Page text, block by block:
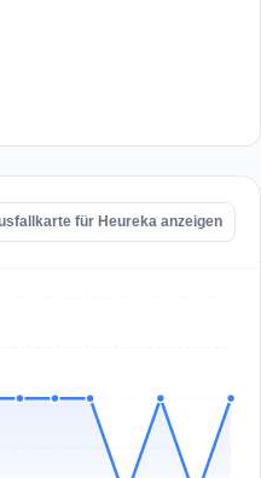
für Heureka anzeigen